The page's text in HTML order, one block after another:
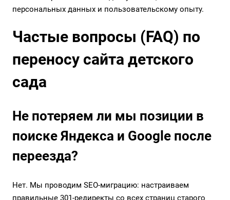
персональных данных и пользовательскому опыту.
Частые вопросы (FAQ) по
переносу сайта детского
сада
Не потеряем ли мы позиции в
поиске Яндекса и Google после
переезда?
Нет. Мы проводим SEO-миграцию: настраиваем
правильные 301-редиректы со всех страниц старого